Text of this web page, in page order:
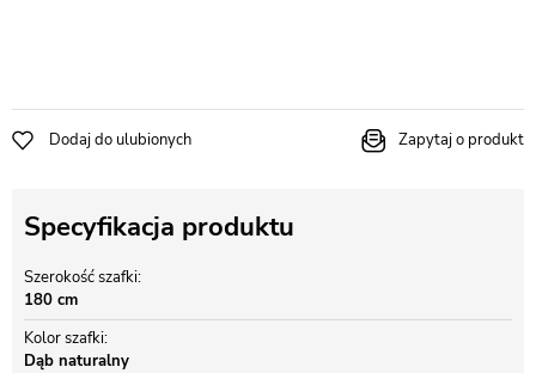
Dodaj do ulubionych Zapytaj o produkt
Specyfikacja produktu
Szerokość szafki
180 cm
Kolor szafki
Dąb naturalny